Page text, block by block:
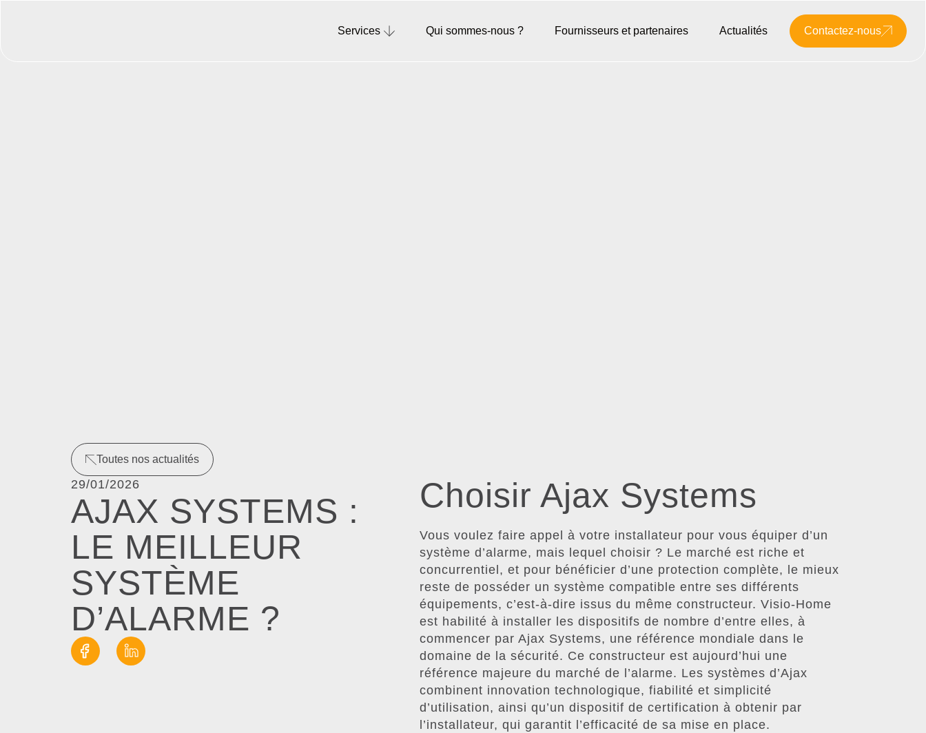
Services Qui sommes-nous ? Fournisseurs et partenaires Actualités Contactez-nous
Toutes nos actualités
29/01/2026
AJAX SYSTEMS :
LE MEILLEUR
SYSTÈME
D’ALARME ?
Choisir Ajax Systems
Vous voulez faire appel à votre installateur pour vous équiper d’un
système d’alarme, mais lequel choisir ? Le marché est riche et
concurrentiel, et pour bénéficier d’une protection complète, le mieux
reste de posséder un système compatible entre ses différents
équipements, c’est-à-dire issus du même constructeur. Visio-Home
est habilité à installer les dispositifs de nombre d’entre elles, à
commencer par Ajax Systems, une référence mondiale dans le
domaine de la sécurité. Ce constructeur est aujourd’hui une
référence majeure du marché de l’alarme. Les systèmes d’Ajax
combinent innovation technologique, fiabilité et simplicité
d’utilisation, ainsi qu’un dispositif de certification à obtenir par
l’installateur, qui garantit l’efficacité de sa mise en place.